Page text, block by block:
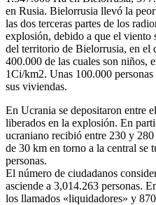
en Rusia. Bielorrusia llevó la
las dos terceras partes de los
explosión, debido a que el
del territorio de Bielorrusia, en el
400.000 de las cuales son niños,
1Ci/km2. Unas 100.000
sus viviendas.
En Ucrania se depositaron entre
liberados en la explosión. En
ucraniano recibió entre 230 y
de 30 km en torno a la central se
personas.
El número de ciudadanos
asciende a 3,014.263 personas.
los llamados «liquidadores» y